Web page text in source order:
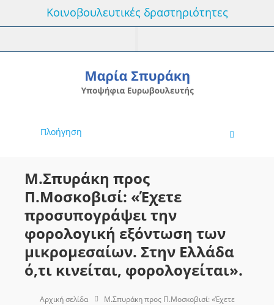
Κοινοβουλευτικές δραστηριότητες
Πλοήγηση
Μ.Σπυράκη προς
Π.Μοσκοβισί: «Έχετε
προσυπογράψει την
φορολογική εξόντωση των
μικρομεσαίων. Στην Ελλάδα
ό,τι κινείται, φορολογείται».
Αρχική σελίδα
Μ.Σπυράκη προς Π.Μοσκοβισί: «Έχετε